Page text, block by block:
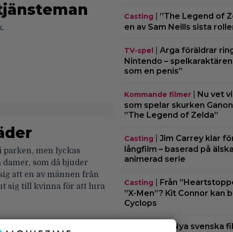
parken, men lyckas
som då bjuder
att en av männen från
sig till kvinna för att lura
Casting
”The Legend of
en av Sam Neills sista
TV-spel
Arga föräldrar
Nintendo –
som en penis”
Kommande filmer| Nu vet
som spelar skurken
”The Legend of Zelda”
Casting
Jim Carrey klar
långfilm – baserad på
animerad serie
Casting
Från
”X-Men”? Kit Connor kan
Cyclops
Nya svenska